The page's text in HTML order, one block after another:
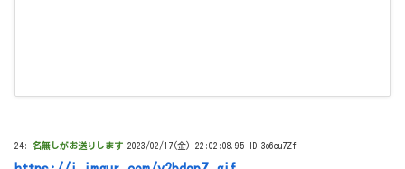
24: 名無しがお送りします 2023/02/17(金) 22:02:08.95 ID:3o6cu7Zf